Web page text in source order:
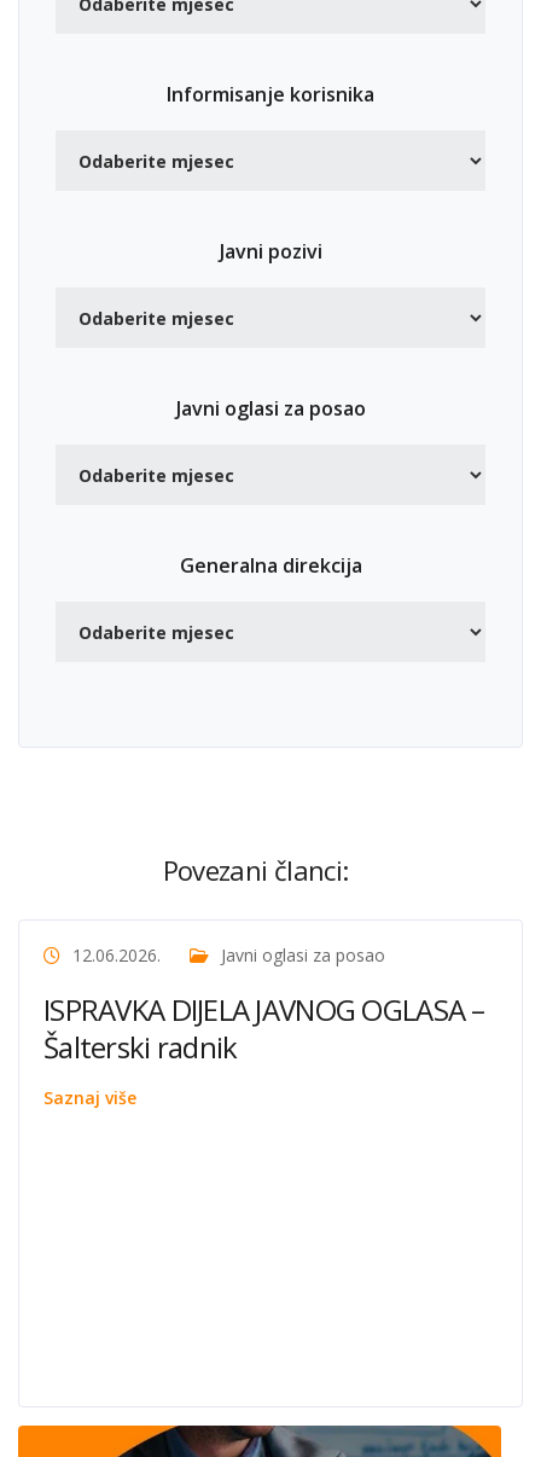
Informisanje korisnika
Javni pozivi
Javni oglasi za posao
Generalna direkcija
Povezani članci:
12.06.2026. Javni oglasi za posao
ISPRAVKA DIJELA JAVNOG OGLASA –
Šalterski radnik
Saznaj više